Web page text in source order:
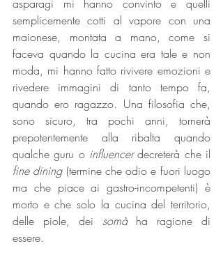
asparagi mi hanno convinto e quelli
semplicemente cotti al vapore con una
maionese, montata a mano, come si
faceva quando la cucina era tale e non
moda, mi hanno fatto rivivere emozioni e
rivedere immagini di tanto tempo fa,
quando ero ragazzo. Una filosofia che,
sono sicuro, tra pochi anni, tornerà
prepotentemente alla ribalta quando
qualche guru o influencer
fine dining (termine che odio e fuori luogo
ma che piace ai gastro-incompetenti) è
morto e che solo la cucina del territorio,
delle piole, dei somà ha ragione di
essere.